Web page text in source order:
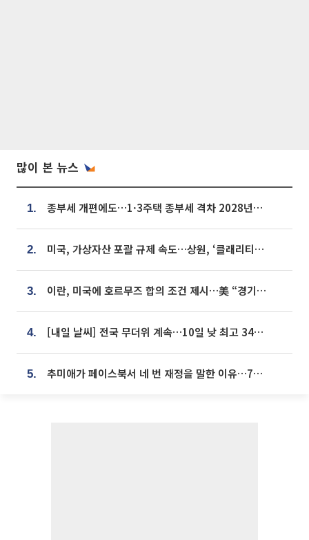
많이 본 뉴스
1. 종부세 개편에도…1·3주택 종부세 격차 2028년부터 확대
2. 미국, 가상자산 포괄 규제 속도…상원, ‘클래리티법’ 9월 절차투표 추진
3. 이란, 미국에 호르무즈 합의 조건 제시…美 “경기 아직 안 끝나” [종합]
4. [내일 날씨] 전국 무더위 계속…10일 낮 최고 34도 육박
5. 추미애가 페이스북서 네 번 재정을 말한 이유…7700억 추경 열쇠는 도의회에